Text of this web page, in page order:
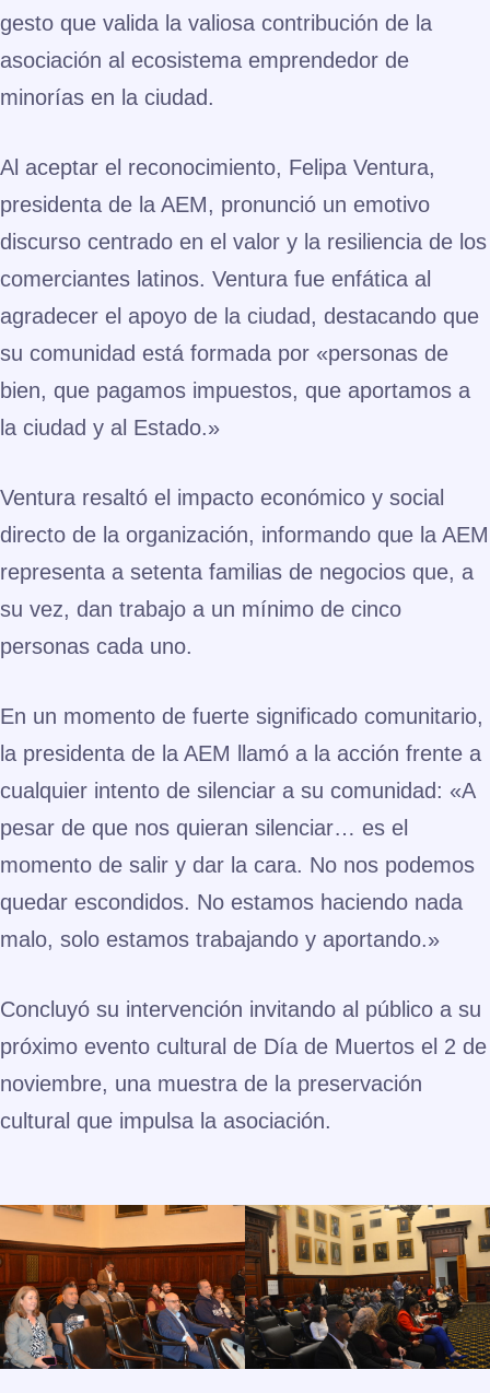
gesto que valida la valiosa contribución de la
asociación al ecosistema emprendedor de
minorías en la ciudad.
Al aceptar el reconocimiento, Felipa Ventura,
presidenta de la AEM, pronunció un emotivo
discurso centrado en el valor y la resiliencia de los
comerciantes latinos. Ventura fue enfática al
agradecer el apoyo de la ciudad, destacando que
su comunidad está formada por «personas de
bien, que pagamos impuestos, que aportamos a
la ciudad y al Estado.»
Ventura resaltó el impacto económico y social
directo de la organización, informando que la AEM
representa a setenta familias de negocios que, a
su vez, dan trabajo a un mínimo de cinco
personas cada uno.
En un momento de fuerte significado comunitario,
la presidenta de la AEM llamó a la acción frente a
cualquier intento de silenciar a su comunidad: «A
pesar de que nos quieran silenciar… es el
momento de salir y dar la cara. No nos podemos
quedar escondidos. No estamos haciendo nada
malo, solo estamos trabajando y aportando.»
Concluyó su intervención invitando al público a su
próximo evento cultural de Día de Muertos el 2 de
noviembre, una muestra de la preservación
cultural que impulsa la asociación.